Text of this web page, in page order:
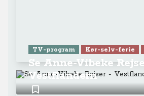
TV-program Kør-selv-ferie
Se Anne-Vibeke
Vestflandern